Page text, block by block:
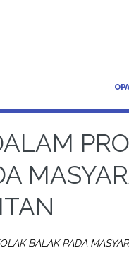
BALAK PADA